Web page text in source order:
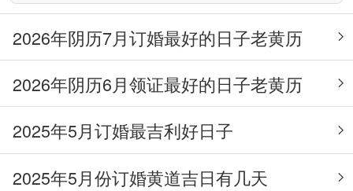
2026年阴历7月订婚最好的日子老黄历
2026年阴历6月领证最好的日子老黄历
2025年5月订婚最吉利好日子
2025年5月份订婚黄道吉日有几天